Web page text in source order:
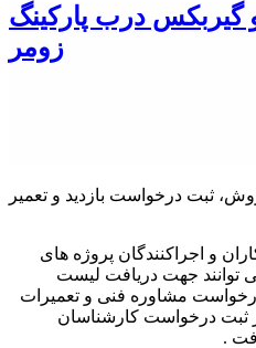
گیربکس درب پارکینگ
زومر
ثبت درخواست بازدید و تعمیر
و اجراکنندگان پروژه های
توانند جهت دریافت لیست
مشاوره فنی و تعمیرات
ثبت درخواست کارشناسان
.